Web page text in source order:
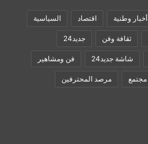
أخبار وطنية اقتصاد السياسية
ثقافة وفن جديد24
شاشة جديد24 فن ومشاهير
مجتمع مرصد المحترفين